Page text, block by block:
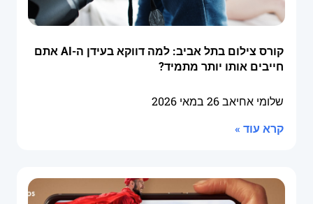
קורס צילום בתל אביב: למה דווקא בעידן ה-AI אתם
חייבים אותו יותר מתמיד?
שלומי אחיאב26 במאי 2026
קרא עוד »